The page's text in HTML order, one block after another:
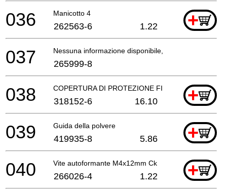
Manicotto 4 +
036 262563-6 1.22
Nessuna informazione disponibile, non ordinabile
037 265999-8
COPERTURA DI PROTEZIONE FISSA +
038 318152-6 16.10
Guida della polvere +
039 419935-8 5.86
Vite autoformante M4x12mm Ck +
040 266026-4 1.22